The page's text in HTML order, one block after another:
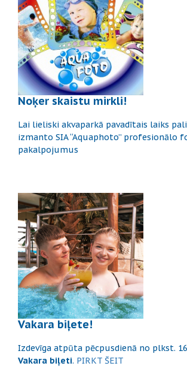
Noķer skaistu mirkli!
Lai lieliski akvaparkā pavadītais laiks
izmanto SIA “Aquaphoto” profesionālo
pakalpojumus
Vakara biļete!
Izdevīga atpūta pēcpusdienā no plkst.
Vakara biļeti. PIRKT ŠEIT